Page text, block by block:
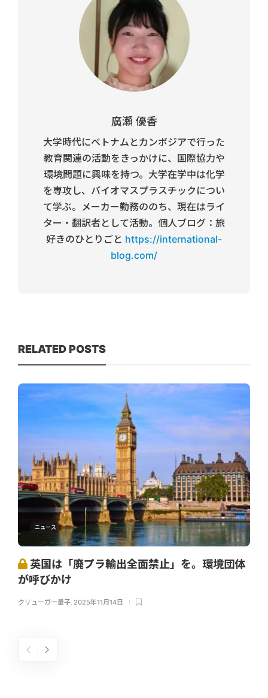
廣瀬 優香
大学時代にベトナムとカンボジアで行った
教育関連の活動をきっかけに、国際協力や
環境問題に興味を持つ。大学在学中は化学
を専攻し、バイオマスプラスチックについ
て学ぶ。メーカー勤務ののち、現在はライ
ター・翻訳者として活動。個人ブログ：旅
好きのひとりごと https://international-
blog.com/
RELATED POSTS
ニュース
英国は「廃プラ輸出全面禁止」を。環境団体
が呼びかけ
クリューガー量子, 2025年11月14日